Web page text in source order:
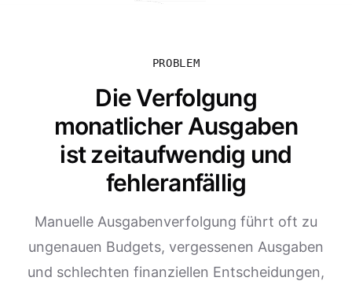
PROBLEM
Die Verfolgung
monatlicher Ausgaben
ist zeitaufwendig und
fehleranfällig
Manuelle Ausgabenverfolgung führt oft zu
ungenauen Budgets, vergessenen Ausgaben
und schlechten finanziellen Entscheidungen,